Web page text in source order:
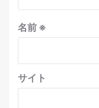
名前 ※
サイト